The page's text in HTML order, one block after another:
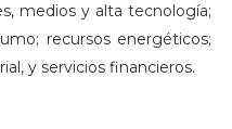
medios y alta tecnología;
recursos energéticos;
y servicios financieros.